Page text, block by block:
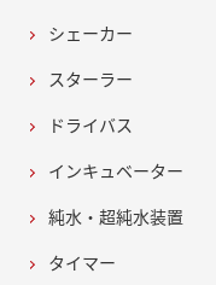
シェーカー
スターラー
ドライバス
インキュベーター
純水・超純水装置
タイマー